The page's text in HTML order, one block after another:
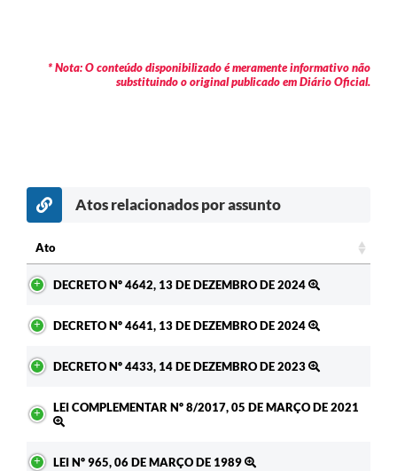
* Nota: O conteúdo disponibilizado é meramente informativo não
substituindo o original publicado em Diário Oficial.
Atos relacionados por assunto
Ato
DECRETO Nº 4642, 13 DE DEZEMBRO DE 2024
DECRETO Nº 4641, 13 DE DEZEMBRO DE 2024
DECRETO Nº 4433, 14 DE DEZEMBRO DE 2023
LEI COMPLEMENTAR Nº 8/2017, 05 DE MARÇO DE 2021
LEI Nº 965, 06 DE MARÇO DE 1989